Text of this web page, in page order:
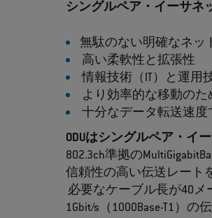
シングルペア・イーサネ
無駄のない明確なネッ
高い柔軟性と拡張性
情報技術（IT）と運用
より効率的な移動のた
十分なデータ転
ODUはシングルペア・イ
802.3ch準拠の
信頼性の高い伝送レート
必要なケーブル長が40メ
1Gbit/s（1000Base-T1）の